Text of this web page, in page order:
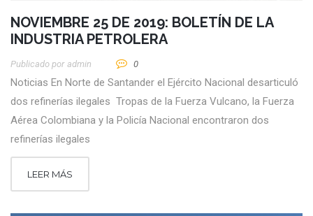
NOVIEMBRE 25 DE 2019: BOLETÍN DE LA
INDUSTRIA PETROLERA
Publicado por Admin 0
Noticias En Norte de Santander el Ejército Nacional desarticuló
dos refinerías ilegales Tropas de la Fuerza Vulcano, la Fuerza
Aérea Colombiana y la Policía Nacional encontraron dos
refinerías ilegales
LEER MÁS